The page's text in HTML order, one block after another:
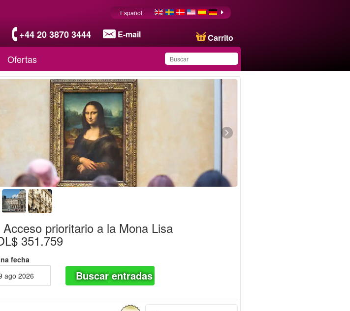
+44 20 3870 3444 E-mail Carrito
Español
Ofertas
prioritario a la Mona Lisa
351.759
fecha
ago 2026
Buscar entradas